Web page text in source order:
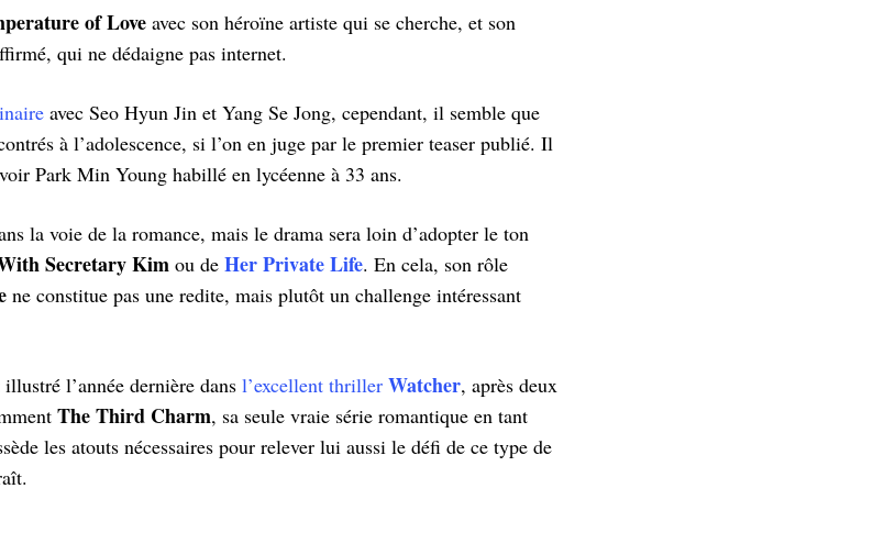
of Love avec son héroïne artiste qui se cherche, et son
qui ne dédaigne pas internet.
avec Seo Hyun Jin et Yang Se Jong, cependant, il semble que
à l’adolescence, si l’on en juge par le premier teaser publié. Il
Park Min Young habillé en lycéenne à 33 ans.
la voie de la romance, mais le drama sera loin d’adopter le ton
Secretary Kim ou de Her Private Life. En cela, son rôle
ne constitue pas une redite, mais plutôt un challenge intéressant
l’année dernière dans l’excellent thriller Watcher, après deux
The Third Charm, sa seule vraie série romantique en tant
les atouts nécessaires pour relever lui aussi le défi de ce type de